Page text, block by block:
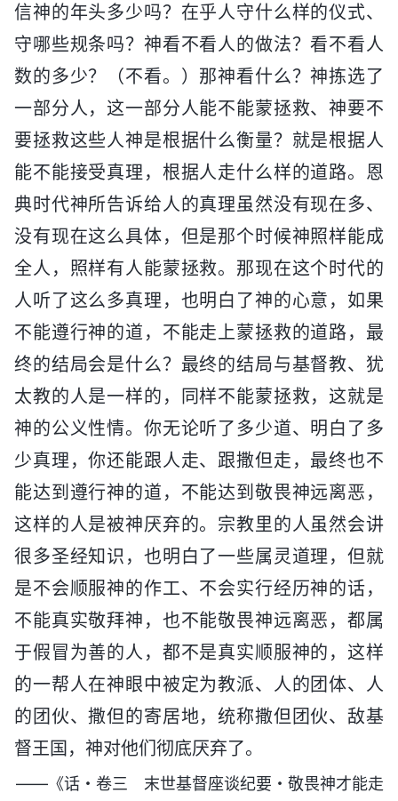
信神的年头多少吗？在乎人守什么样的仪式、
守哪些规条吗？神看不看人的做法？看不看人
数的多少？（不看。）那神看什么？神拣选了
一部分人，这一部分人能不能蒙拯救、神要不
要拯救这些人神是根据什么衡量？就是根据人
能不能接受真理，根据人走什么样的道路。恩
典时代神所告诉给人的真理虽然没有现在多、
没有现在这么具体，但是那个时候神照样能成
全人，照样有人能蒙拯救。那现在这个时代的
人听了这么多真理，也明白了神的心意，如果
不能遵行神的道，不能走上蒙拯救的道路，最
终的结局会是什么？最终的结局与基督教、犹
太教的人是一样的，同样不能蒙拯救，这就是
神的公义性情。你无论听了多少道、明白了多
少真理，你还能跟人走、跟撒但走，最终也不
能达到遵行神的道，不能达到敬畏神远离恶，
这样的人是被神厌弃的。宗教里的人虽然会讲
很多圣经知识，也明白了一些属灵道理，但就
是不会顺服神的作工、不会实行经历神的话，
不能真实敬拜神，也不能敬畏神远离恶，都属
于假冒为善的人，都不是真实顺服神的，这样
的一帮人在神眼中被定为教派、人的团体、人
的团伙、撒但的寄居地，统称撒但团伙、敌基
督王国，神对他们彻底厌弃了。
——《话・卷三 末世基督座谈纪要・敬畏神才能走